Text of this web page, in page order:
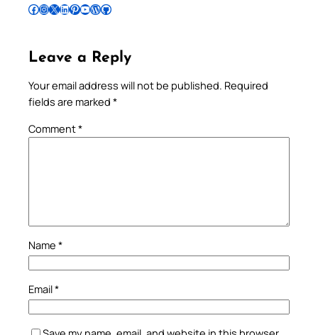
Follow Pradeep on Facebook Follow Pradeep on InstagramFollow Pradeep on X Follow Pradeep on LinkedIn Follow Pradeep on Pinterest Subscribe to Pradeep’s Youtube Channel Follow Pradeep on WordPress Follow Pradeep on GitHub
Leave a Reply
Your email address will not be published. Required
fields are marked *
Comment*
Name *
Email*